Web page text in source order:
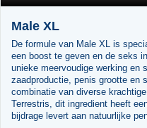
Male XL
De formule van Male XL is
een boost te geven en de seks
unieke meervoudige werking en
zaadproductie, penis grootte en
combinatie van diverse
Terrestris, dit ingredient heeft
bijdrage levert aan natuurlijke